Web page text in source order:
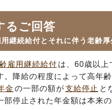
るご回答
用継続給付とそれに伴う老齢
雇用継続給付 は、60歳以上
。降給の程度によって高年
金 の一部の額が支給停止 と
部停止された年金額は本来